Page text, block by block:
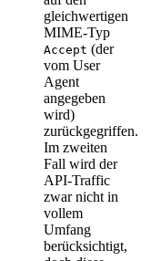
gleichwertigen
MIME-Typ
Accept (der
vom User
Agent
angegeben
wird)
zurückgegriffen.
Im zweiten
Fall wird der
API-Traffic
zwar nicht in
vollem
Umfang
berücksichtigt,